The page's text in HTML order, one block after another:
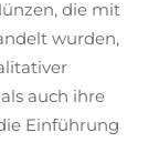
die mit
wurden,
auch ihre
Einführung